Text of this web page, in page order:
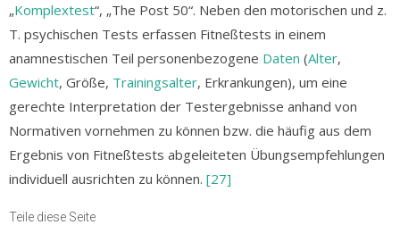
„Komplextest“, „The Post 50“. Neben den motorischen und z.
T. psychischen Tests erfassen Fitneßtests in einem
anamnestischen Teil personenbezogene Daten (Alter,
Gewicht, Größe, Trainingsalter, Erkrankungen), um eine
gerechte Interpretation der Testergebnisse anhand von
Normativen vornehmen zu können bzw. die häufig aus dem
Ergebnis von Fitneßtests abgeleiteten Übungsempfehlungen
individuell ausrichten zu können. [27]
Teile diese Seite